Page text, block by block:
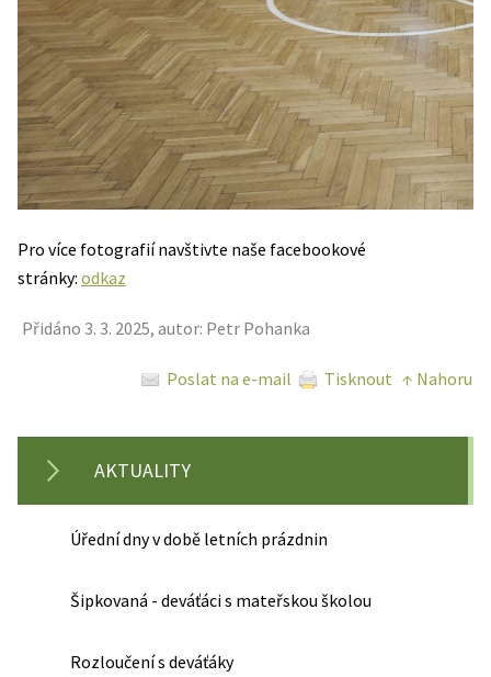
Pro více fotografií navštivte naše facebookové
stránky: odkaz
Přidáno 3. 3. 2025, autor: Petr Pohanka
Poslat na e-mail Tisknout ↑ Nahoru
AKTUALITY
Úřední dny v době letních prázdnin
Šipkovaná - deváťáci s mateřskou školou
Rozloučení s deváťáky